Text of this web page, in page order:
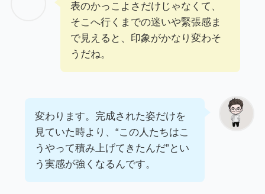
表のかっこよさだけじゃなくて、
そこへ行くまでの迷いや緊張感ま
で見えると、印象がかなり変わそ
うだね。
変わります。完成された姿だけを
見ていた時より、“この人たちはこ
うやって積み上げてきたんだ”とい
う実感が強くなるんです。